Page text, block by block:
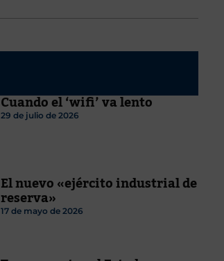
Cuando el ‘wifi’ va lento
29 de julio de 2026
El nuevo «ejército industrial de
reserva»
17 de mayo de 2026